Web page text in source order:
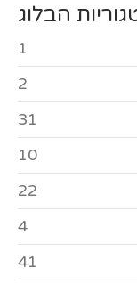
הבלוג
1
2
31
10
22
4
41